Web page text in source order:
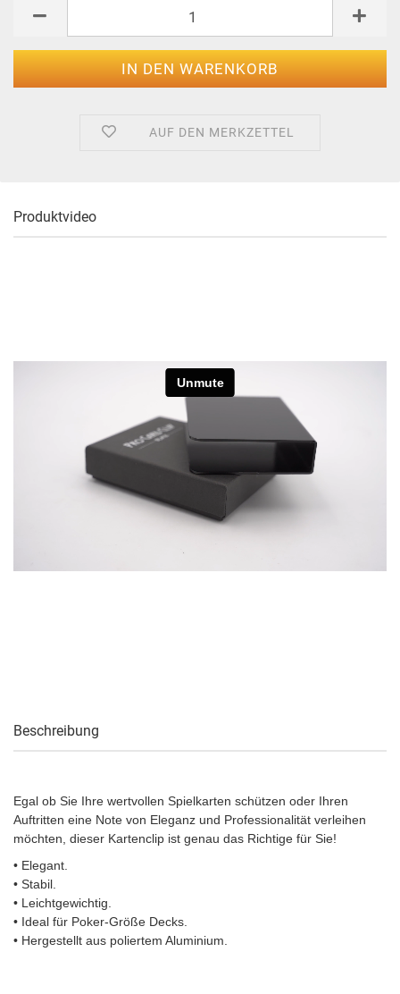
AUF DEN MERKZETTEL
Produktvideo
Beschreibung
Egal ob Sie Ihre wertvollen Spielkarten schützen oder Ihren
Auftritten eine Note von Eleganz und Professionalität verleihen
möchten, dieser Kartenclip ist genau das Richtige für Sie!
• Elegant.
• Stabil.
• Leichtgewichtig.
• Ideal für Poker-Größe Decks.
• Hergestellt aus poliertem Aluminium.